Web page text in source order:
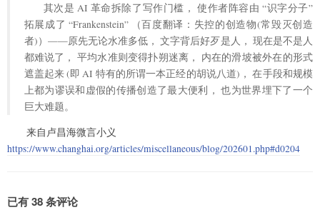
其次是 AI 革命拆除了写作门槛， 使作者阵容由 “识字分子”
拓展成了 “Frankenstein” （百度翻译：失控的创造物(常毁灭创造
者)）——原先无论水准多低， 文字背后好歹是人， 现在是不是人
都难说了， 平均水准则变得扑朔迷离， 内在的滑坡被外在的形式
遮盖起来 (即 AI 特有的所谓一本正经的胡说八道)， 在手段和规模
上都为谬误和虚假的传播创造了最大便利， 也为世界埋下了一个
巨大难题。
来自卢昌海微言小义
https://www.changhai.org/articles/miscellaneous/blog/202601.php#d0204
已有 38 条评论